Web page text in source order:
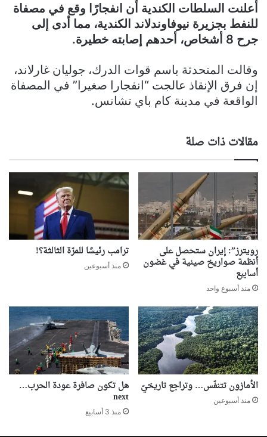
أعلنت السلطات الكندية أن انفجارًا وقع في مصفاة
للنفط بجزيرة نيوفاوندلاند الكندية، مما أدى إلى
جرح 8 أشخاص، أحدهم إصابته خطيرة.
وقالت المتحدثة باسم قوات الدرك، جوليان غارلاند،
إن فرق الإنقاذ عالجت “انفجارا صغيرا” في المصفاة
الواقعة في مدينة كام باي تشانس.
مقالات ذات صلة
رويترز”: إيران ستحصل على
أنظمة صواريخ صينية في غضون
أسابيع
منذ أسبوع واحد
ترامب رئيسًا للمرّة الثالثة؟!
منذ أسبوعين
الأمازون تتنفّس… وتراجع تاريخيّ
منذ أسبوعين
هل تكون صافرة عودة الحرب…
next
منذ 3 أسابيع